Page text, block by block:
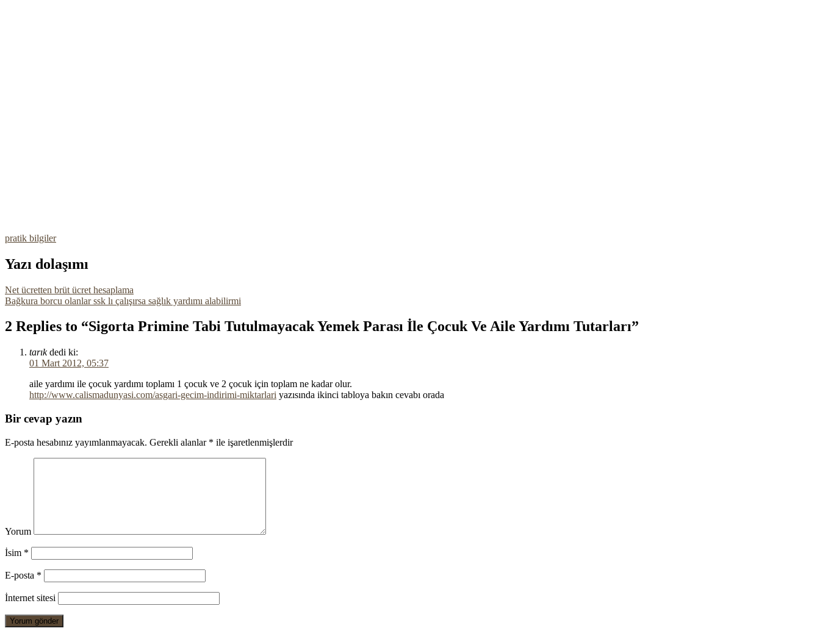
pratik bilgiler
Yazı dolaşımı
Net ücretten brüt ücret hesaplama
Bağkura borcu olanlar ssk lı çalışırsa sağlık yardımı alabilirmi
2 Replies to “Sigorta Primine Tabi Tutulmayacak Yemek Parası İle Çocuk Ve Aile Yardımı Tutarları”
tarık dedi ki:
01 Mart 2012, 05:37
aile yardımı ile çocuk yardımı toplamı 1 çocuk ve 2 çocuk için toplam ne kadar olur.
http://www.calismadunyasi.com/asgari-gecim-indirimi-miktarlari yazısında ikinci tabloya bakın cevabı orada
Bir cevap yazın
E-posta hesabınız yayımlanmayacak. Gerekli alanlar * ile işaretlenmişlerdir
Yorum
İsim *
E-posta *
İnternet sitesi